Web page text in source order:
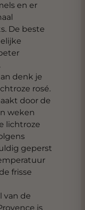
en er
De beste
denk je
rosé.
door de
weken
lichtroze
geperst
frisse
van de
is